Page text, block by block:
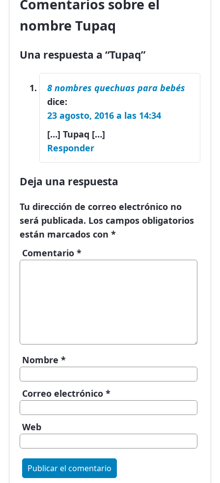
Comentarios sobre el
nombre Tupaq
Una respuesta a “Tupaq”
8 nombres quechuas para bebés
dice:
23 agosto, 2016 a las 14:34
[…] Tupaq […]
Responder
Deja una respuesta
Tu dirección de correo electrónico no
será publicada. Los campos obligatorios
están marcados con *
Comentario *
Nombre *
Correo electrónico *
Web